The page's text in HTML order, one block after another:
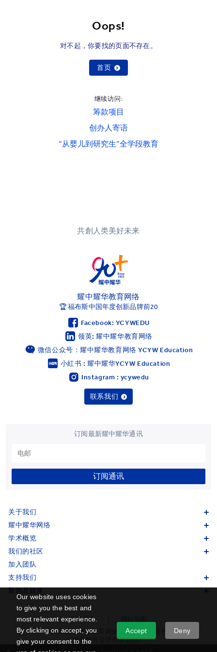
Our website uses cookies
to give you the best and
most relevant experience.
By clicking on accept, you
give your consent to the
Accept Deny
Oops!
对不起，你要找的页面不存在。
首页
继续访问:
筹款项目
创办人寄语
“从婴儿到研究生”全学段教育
共創人类美好未来
耀中耀华教育网络
🏆 福布斯中国年度创新品牌前20
Facebook: YCYWEDU
领英: 耀中耀华教育网络
微信公众号：耀中耀华教育网络 YCYW Education
小紅书 : 耀中耀华YCYW Education
Instagram : ycywedu
联系我们
订阅最新耀中耀华通讯
订阅通讯
关于我们
耀中耀华网络
学术概览
我们的社区
加入团队
支持我们
新闻及媒体
私隐条款
© 2022 耀中耀华教育网络版权所有 (中国教育
发展投资管理有限公司）